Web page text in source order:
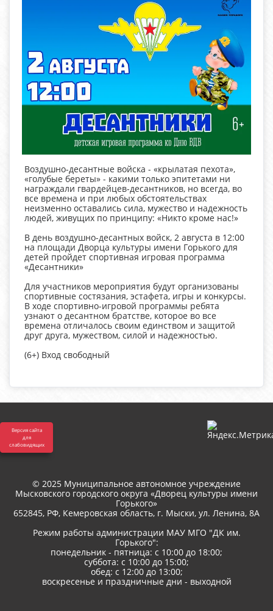
Версия сайта
для
слабовидящих
Воздушно-десантные войска - «крылатая пехота»,
«голубые береты» - какими только эпитетами ни
награждали гвардейцев-десантников, но всегда, во
все времена и при любых обстоятельствах
неизменно оставались сила, мужество и надежность
людей, живущих по принципу: «Никто кроме нас!»
В день воздушно-десантных войск, 2 августа в 12:00
на площади Дворца культуры имени Горького для
детей пройдет спортивная игровая программа
«Десантники»
Для участников мероприятия будут организованы
спортивные состязания, эстафета, игры и конкурсы.
В ходе спортивно-игровой программы ребята
узнают о десантном братстве, которое во все
времена отличалось своим единством и защитой
друг друга, мужеством, силой и надежностью.
(6+) Вход свободный
© 2025 Муниципальное автономное учреждение
Мысковского городского округа «Дворец культуры имени
Горького»
652845, РФ, Кемеровская область, г. Мыски, ул. Ленина, 8A
Режим работы администрации МАУ МГО "ДК им.
Горького":
понедельник - пятница: с 10:00 до 18:00;
суббота: с 10:00 до 15:00;
обед: с 12:00 до 13:00;
воскресенье и праздничные дни - выходной